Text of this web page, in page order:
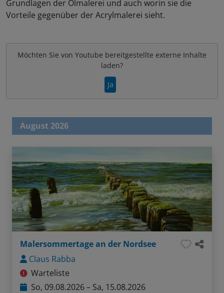
Grundlagen der Ölmalerei und auch worin sie die
Vorteile gegenüber der Acrylmalerei sieht.
Möchten Sie von Youtube bereitgestellte externe Inhalte
laden?
Ja
August 2026
Malersommertage an der Nordsee
Claus Rabba
Warteliste
So, 09.08.2026 – Sa, 15.08.2026